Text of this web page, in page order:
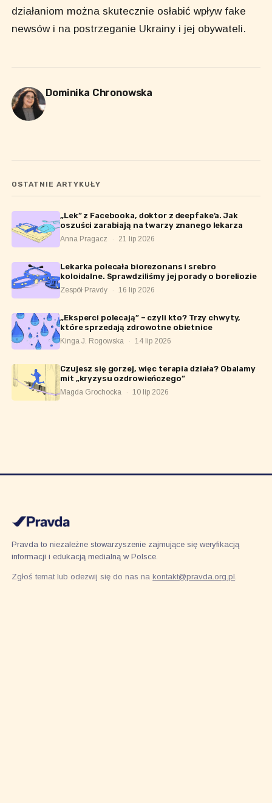
działaniom można skutecznie osłabić wpływ fake
newsów i na postrzeganie Ukrainy i jej obywateli.
Dominika Chronowska
OSTATNIE ARTYKUŁY
„Lek” z Facebooka, doktor z deepfake’a. Jak
oszuści zarabiają na twarzy znanego lekarza
Anna Pragacz · 21 lip 2026
Lekarka polecała biorezonans i srebro
koloidalne. Sprawdziliśmy jej porady o boreliozie
Zespół Pravdy · 16 lip 2026
„Eksperci polecają” – czyli kto? Trzy chwyty,
które sprzedają zdrowotne obietnice
Kinga J. Rogowska · 14 lip 2026
Czujesz się gorzej, więc terapia działa? Obalamy
mit „kryzysu ozdrowieńczego”
Magda Grochocka · 10 lip 2026
Pravda to niezależne stowarzyszenie zajmujące się weryfikacją
informacji i edukacją medialną w Polsce.
Zgłoś temat lub odezwij się do nas nakontakt@pravda.org.pl